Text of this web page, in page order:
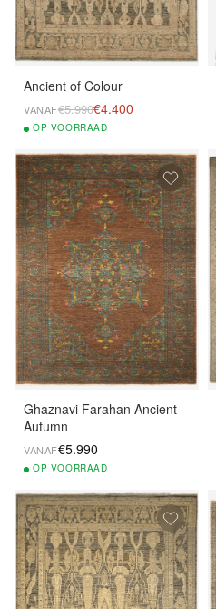
Ancient of Colour
VANAF€5.990€4.400
OP VOORRAAD
Ghaznavi Farahan Ancient
Autumn
VANAF€5.990
OP VOORRAAD